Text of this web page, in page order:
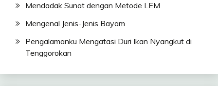
Mendadak Sunat dengan Metode LEM
Mengenal Jenis-Jenis Bayam
Pengalamanku Mengatasi Duri Ikan Nyangkut di
Tenggorokan